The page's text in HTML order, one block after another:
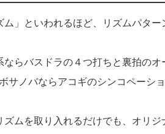
ム」といわれるほど、リズムパタ
ならバスドラの４つ打ちと裏拍の
サノバならアコギのシンコペーシ
ズムを取り入れるだけでも、オリ